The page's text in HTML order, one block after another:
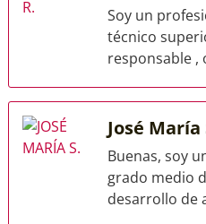
Soy un
técnico
responsable ,
José María
Buenas, soy
grado medio
desarrollo de